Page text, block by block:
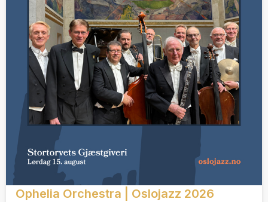
Ophelia Orchestra | Oslojazz 2026